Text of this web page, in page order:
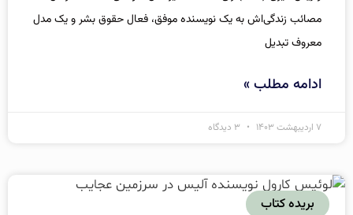
مصائب زندگی‌اش به یک نویسنده موفق، فعال حقوق بشر و یک مدل
معروف تبدیل
ادامه مطلب »
۷ اردیبهشت ۱۴۰۳
بریده کتاب